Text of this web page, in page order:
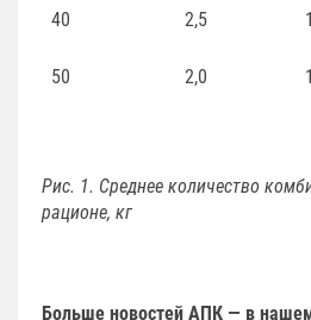
40 2,5
50 2,0
Рис. 1. Среднее количество
рационе, кг
Больше новостей АПК — в